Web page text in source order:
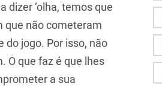
dizer ‘olha, temos que
que não cometeram
do jogo. Por isso, não
O que faz é que lhes
a sua